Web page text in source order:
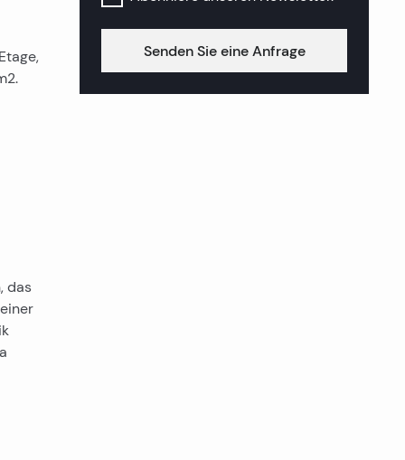
das
Senden Sie eine Anfrage